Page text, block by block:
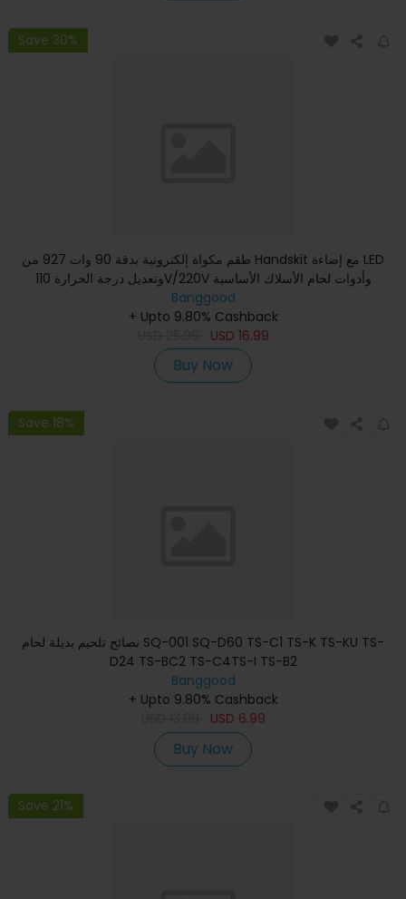
Save 30%
طقم مكواة إلكترونية بدقة 90 وات 927 من Handskit مع إضاءة LED
وتعديل درجة الحرارة 110V/220V وأدوات لحام الأسلاك الأساسية
Banggood
+ Upto 9.80% Cashback
USD 16.99
Buy Now
Save 18%
نصائح تلحيم بديلة لحام SQ-001 SQ-D60 TS-C1 TS-K TS-KU TS-
D24 TS-BC2 TS-C4TS-I TS-B2
Banggood
+ Upto 9.80% Cashback
USD 6.99
Buy Now
Save 21%